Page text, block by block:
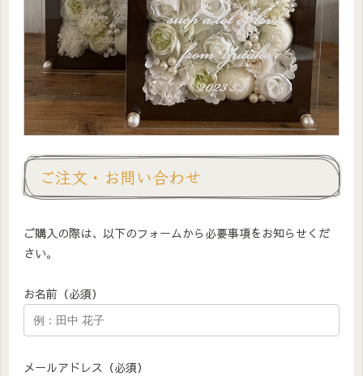
ご注文・お問い合わせ
ご購入の際は、以下のフォームから必要事項をお知らせくだ
さい。
お名前（必須）
メールアドレス（必須）